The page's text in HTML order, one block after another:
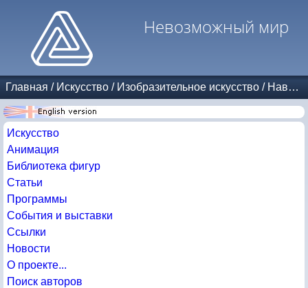
Невозможный мир
Главная / Искусство / Изобразительное искусство / Навеяно Эшером
Искусство
Анимация
Библиотека фигур
Статьи
Программы
События и выставки
Ссылки
Новости
О проекте...
Поиск авторов